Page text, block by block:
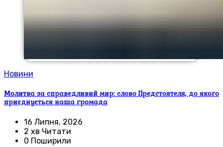
Новини
Молитва за справедливий мир: слово Предстоятеля, до якого
приєднується наша громада
16 Липня, 2026
2 хв Читати
0 Поширили